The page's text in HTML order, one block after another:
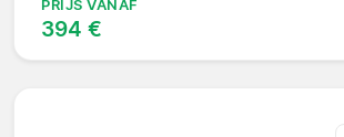
PRIJS VANAF
394 €